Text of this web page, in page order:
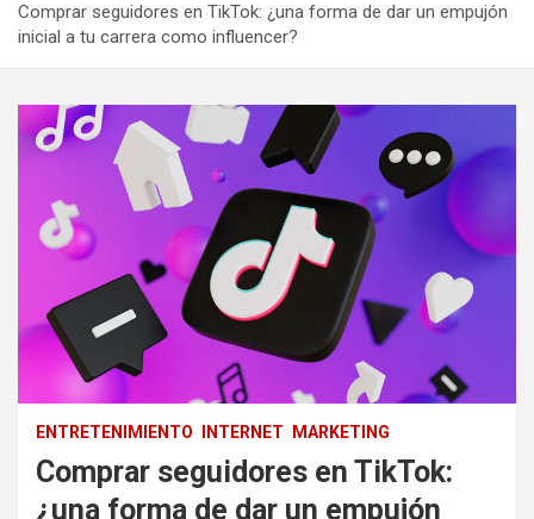
Comprar seguidores en TikTok: ¿una forma de dar un empujón
inicial a tu carrera como influencer?
ENTRETENIMIENTO INTERNET MARKETING
Comprar seguidores en TikTok:
¿una forma de dar un empujón